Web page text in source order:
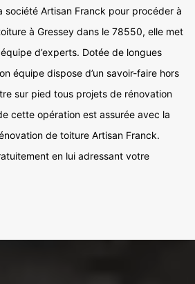
société Artisan Franck pour procéder à
à Gressey dans le 78550, elle met
d’experts. Dotée de longues
équipe dispose d’un savoir-faire hors
sur pied tous projets de rénovation
cette opération est assurée avec la
de toiture Artisan Franck.
en lui adressant votre